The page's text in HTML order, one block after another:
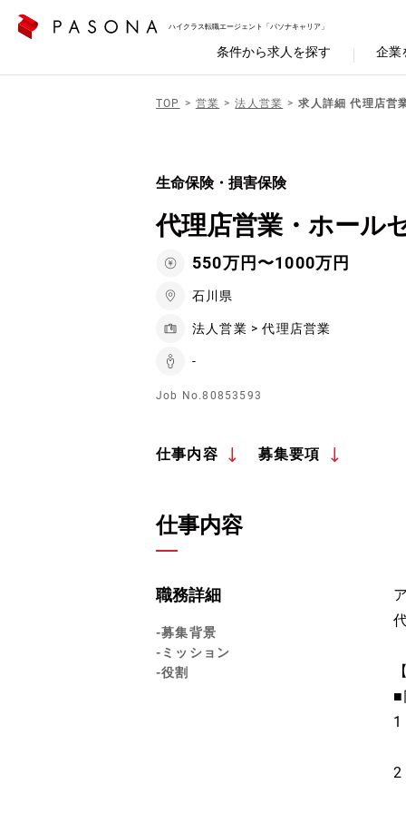
ハイクラス転職エージェント「パソナキャリア」
条件から求人を探す 企業
TOP 営業 法人営業 求人詳細 代理店営
生命保険・損害保険
代理店営業・ホール
550万円〜1000万円
石川県
法人営業 > 代理店営業
-
Job No.80853593
仕事内容 募集要項
仕事内容
職務詳細
-募集背景
-ミッション
-役割
■
1
2